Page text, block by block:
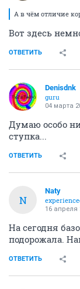
А в чём отличие
Вот здесь
ОТВЕТИТЬ
Denisdnk
guru
04 марта
Думаю особо
ступка...
ОТВЕТИТЬ
N
Naty
16 апреля
На сегодня
подорожала.
ОТВЕТИТЬ